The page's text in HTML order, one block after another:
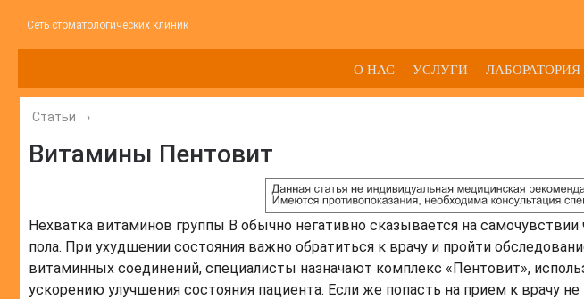
Сеть стоматологических клиник
О НАС УСЛУГИ ЛАБОРАТОРИЯ
Статьи ›
Витамины Пентовит
Нехватка витаминов группы В обычно негативно сказывается на самочувствии
пола. При ухудшении состояния важно обратиться к врачу и пройти
витаминных соединений, специалисты назначают комплекс «Пентовит»,
ускорению улучшения состояния пациента. Если же попасть на прием к врачу